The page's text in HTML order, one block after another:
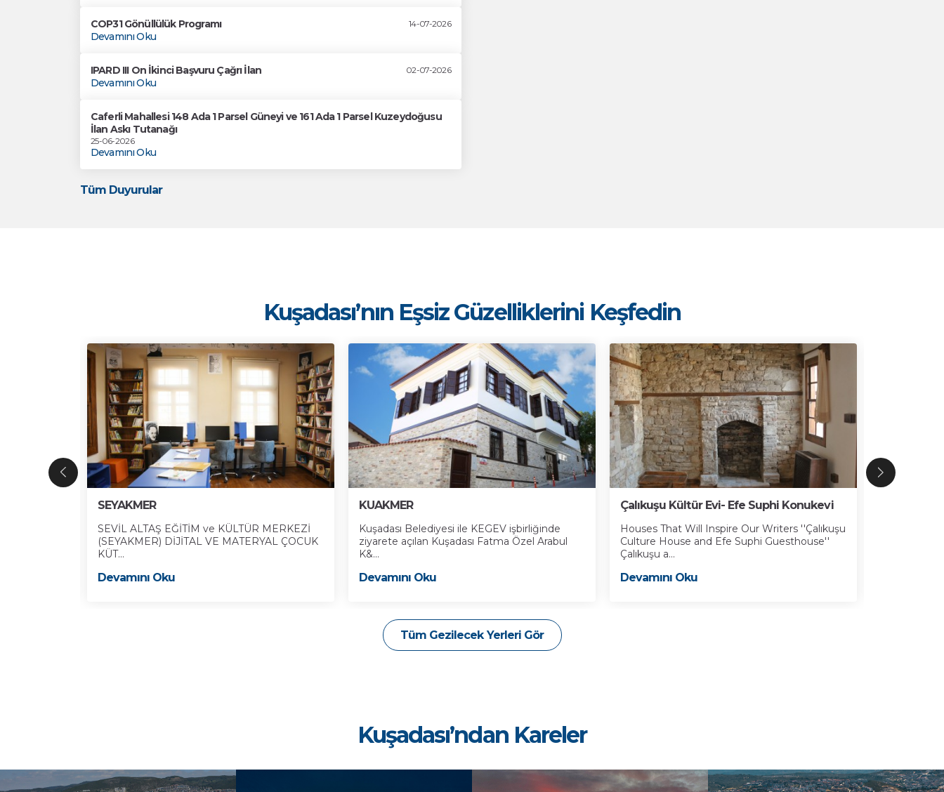
COP31 Gönüllülük Programı 14-07-2026
Devamını Oku
IPARD III On İkinci Başvuru Çağrı İlan 02-07-2026
Devamını Oku
Caferli Mahallesi 148 Ada 1 Parsel Güneyi ve 161 Ada 1 Parsel Kuzeydoğusu
İlan Askı Tutanağı
25-06-2026
Devamını Oku
Tüm Duyurular
Kuşadası’nın Eşsiz Güzelliklerini Keşfedin
SEYAKMER
SEVİL ALTAŞ EĞİTİM ve KÜLTÜR MERKEZİ
(SEYAKMER) DİJİTAL VE MATERYAL ÇOCUK
KÜT...
Devamını Oku
KUAKMER
Kuşadası Belediyesi ile KEGEV işbirliğinde
ziyarete açılan Kuşadası Fatma Özel Arabul
K&...
Devamını Oku
Çalıkuşu Kültür Evi- Efe Suphi Konukevi
Houses That Will Inspire Our Writers ''Çalıkuşu
Culture House and Efe Suphi Guesthouse''
Çalıkuşu a...
Devamını Oku
Tüm Gezilecek Yerleri Gör
Kuşadası’ndan Kareler